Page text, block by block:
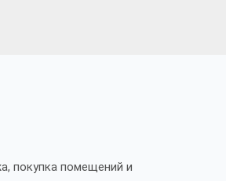
покупка помещений и